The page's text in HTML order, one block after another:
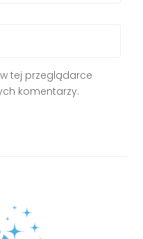
tej przeglądarce
komentarzy.